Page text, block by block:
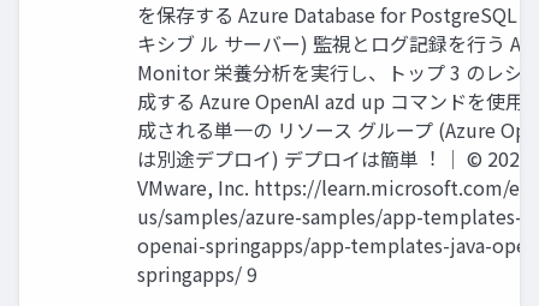
を保存する Azure Database for PostgreSQL (
キシブ ル サーバー) 監視とログ記録を⾏う
Monitor 栄養分析を実⾏し、トップ 3 のレシ
成する Azure OpenAI azd up コマンドを使⽤
成される単⼀の リソース グループ (Azure
は別途デプロイ) デプロイは簡単︕ │ © 2023
VMware, Inc. https://learn.microsoft.com/en-
us/samples/azure-samples/app-templates-
openai-springapps/app-templates-java-
springapps/ 9